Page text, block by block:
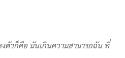
งตัวก็คือ มันเกินความสามารถฉัน ที่